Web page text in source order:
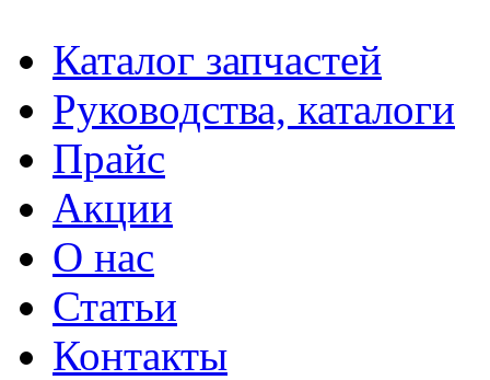
Каталог запчастей
Руководства, каталоги
Прайс
Акции
О нас
Статьи
Контакты